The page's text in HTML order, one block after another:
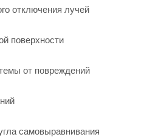
отключения лучей
поверхности
от повреждений
самовыравнивания